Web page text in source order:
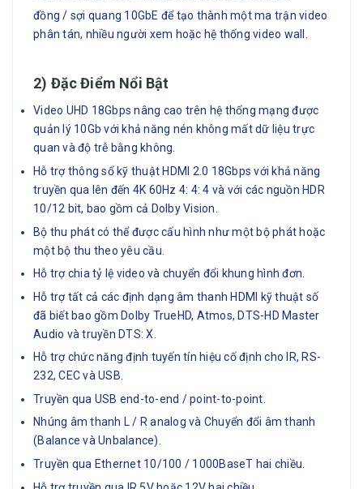
đồng / sợi quang 10GbE để tạo thành một ma trận video
phân tán, nhiều người xem hoặc hệ thống video wall.
2) Đặc Điểm Nổi Bật
Video UHD 18Gbps nâng cao trên hệ thống mạng được
quản lý 10Gb với khả năng nén không mất dữ liệu trực
quan và độ trễ bằng không.
Hỗ trợ thông số kỹ thuật HDMI 2.0 18Gbps với khả năng
truyền qua lên đến 4K 60Hz 4: 4: 4 và với các nguồn HDR
10/12 bit, bao gồm cả Dolby Vision.
Bộ thu phát có thể được cấu hình như một bộ phát hoặc
một bộ thu theo yêu cầu.
Hỗ trợ chia tỷ lệ video và chuyển đổi khung hình đơn.
Hỗ trợ tất cả các định dạng âm thanh HDMI kỹ thuật số
đã biết bao gồm Dolby TrueHD, Atmos, DTS-HD Master
Audio và truyền DTS: X.
Hỗ trợ chức năng định tuyến tín hiệu cố định cho IR, RS-
232, CEC và USB.
Truyền qua USB end-to-end / point-to-point.
Nhúng âm thanh L / R analog và Chuyển đổi âm thanh
(Balance và Unbalance).
Truyền qua Ethernet 10/100 / 1000BaseT hai chiều.